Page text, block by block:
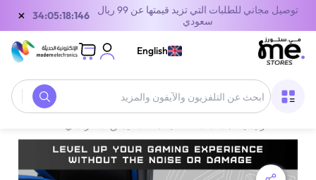
توصيل مجاني للطلبات التي تزيد قيمتها عن 99 ريال
سعودي
34:05:18:146
×
English